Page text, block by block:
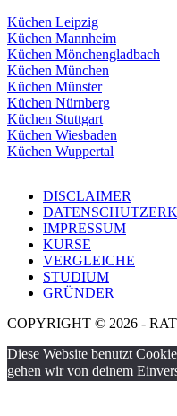
Küchen Leipzig
Küchen Mannheim
Küchen Mönchengladbach
Küchen München
Küchen Münster
Küchen Nürnberg
Küchen Stuttgart
Küchen Wiesbaden
Küchen Wuppertal
DISCLAIMER
IMPRESSUM
KURSE
VERGLEICHE
STUDIUM
GRÜNDER
COPYRIGHT © 2026 -
Diese Website benutzt
gehen wir von deinem